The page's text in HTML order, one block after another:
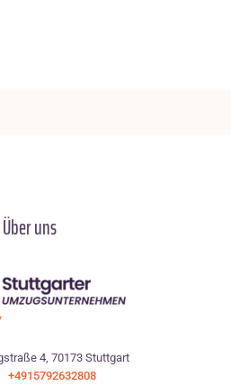
Über uns
4, 70173 Stuttgart
+4915792632808